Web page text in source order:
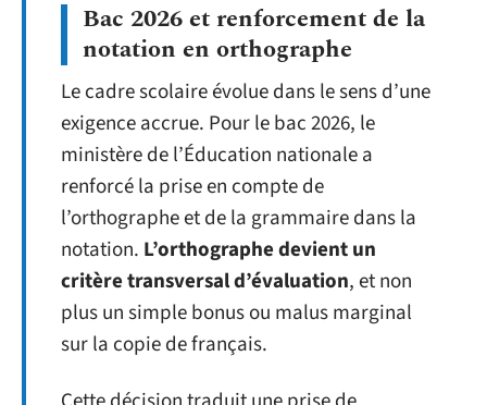
Bac 2026 et renforcement de la
notation en orthographe
Le cadre scolaire évolue dans le sens d’une
exigence accrue. Pour le bac 2026, le
ministère de l’Éducation nationale a
renforcé la prise en compte de
l’orthographe et de la grammaire dans la
notation. L’orthographe devient un
critère transversal d’évaluation, et non
plus un simple bonus ou malus marginal
sur la copie de français.